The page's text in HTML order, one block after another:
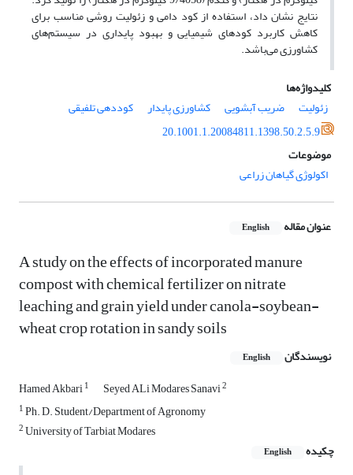
نتایج نشان داد، استفاده از کود دامی و زئولیت روشی مناسب برای
کاهش کاربرد کودهای شیمیایی و بهبود پایداری در سیستم‌های
کشاورزی می‌باشد.
کلیدواژه‌ها
زئولیت
ضریب آبشویی کشاورزی پایدار
کوددهی تلفیقی
20.1001.1.20084811.1398.50.2.5.9
موضوعات
اکولوژی گیاهان زراعی
عنوان مقاله English
A study on the effects of incorporated manure
compost with chemical fertilizer on nitrate
leaching and grain yield under canola-soybean-
wheat crop rotation in sandy soils
نویسندگان English
Hamed Akbari1 Seyed ALi Modares Sanavi2
1Ph. D. Student/Department of Agronomy
2University of Tarbiat Modares
چکیده
English